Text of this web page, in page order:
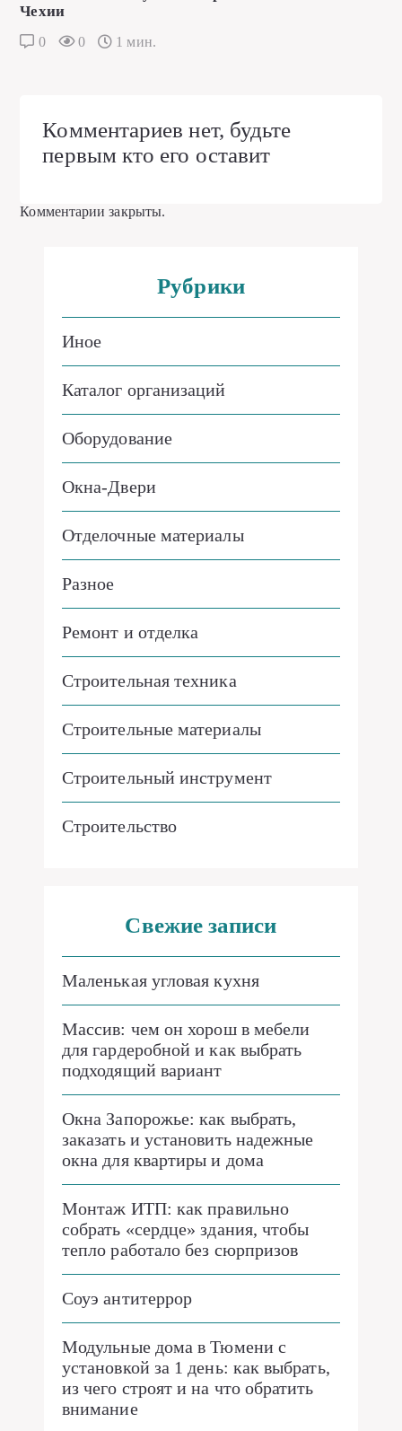
Чехии
0 0 1 мин.
Комментариев нет, будьте
первым кто его оставит
Комментарии закрыты.
Рубрики
Иное
Каталог организаций
Оборудование
Окна-Двери
Отделочные материалы
Разное
Ремонт и отделка
Строительная техника
Строительные материалы
Строительный инструмент
Строительство
Свежие записи
Маленькая угловая кухня
Массив: чем он хорош в мебели
для гардеробной и как выбрать
подходящий вариант
Окна Запорожье: как выбрать,
заказать и установить надежные
окна для квартиры и дома
Монтаж ИТП: как правильно
собрать «сердце» здания, чтобы
тепло работало без сюрпризов
Соуэ антитеррор
Модульные дома в Тюмени с
установкой за 1 день: как выбрать,
из чего строят и на что обратить
внимание